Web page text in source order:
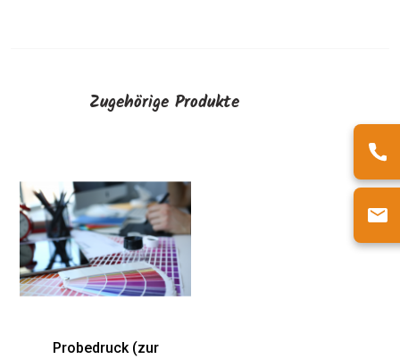
Zugehörige Produkte
Probedruck (zur